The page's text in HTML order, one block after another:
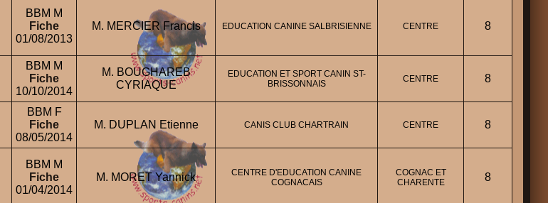
BBM M
Fiche
01/08/2013
M. MERCIER Francis EDUCATION CANINE SALBRISIENNE CENTRE 8
BBM M
Fiche
10/10/2014
M. BOUGHAREB
CYRIAQUE
EDUCATION ET SPORT CANIN ST-
BRISSONNAIS
CENTRE 8
BBM F
Fiche
08/05/2014
M. DUPLAN Etienne CANIS CLUB CHARTRAIN CENTRE 8
BBM M
Fiche
01/04/2014
M. MORET Yannick
CENTRE D'EDUCATION CANINE
COGNACAIS
COGNAC ET
CHARENTE
8